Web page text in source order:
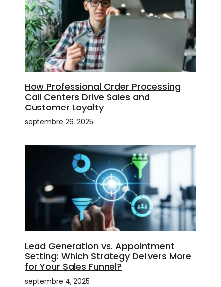
How Professional Order Processing
Call Centers Drive Sales and
Customer Loyalty
septembre 26, 2025
Lead Generation vs. Appointment
Setting: Which Strategy Delivers More
for Your Sales Funnel?
septembre 4, 2025